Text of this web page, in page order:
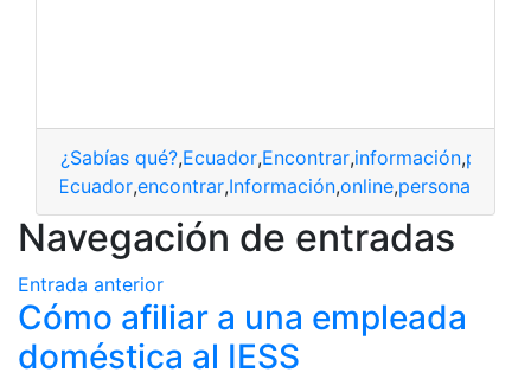
¿Sabías qué?,Ecuador,Encontrar,información,
Ecuador,encontrar,Información,online,persona
Navegación de entradas
Entrada anterior
Cómo afiliar a una empleada
doméstica al IESS